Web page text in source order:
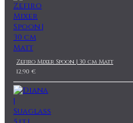
Zefiro Mixer Spoon | 30 cm Matt
12,90 €